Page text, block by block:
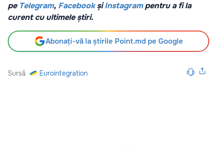
pe Telegram, Facebook șiInstagrampentru a fi la
curent cu ultimele știri.
Abonați-vă la știrile Point.md pe Google
Sursă Eurointegration